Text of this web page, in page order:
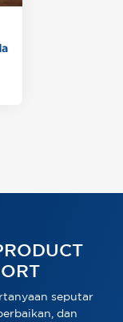
seputar
dan